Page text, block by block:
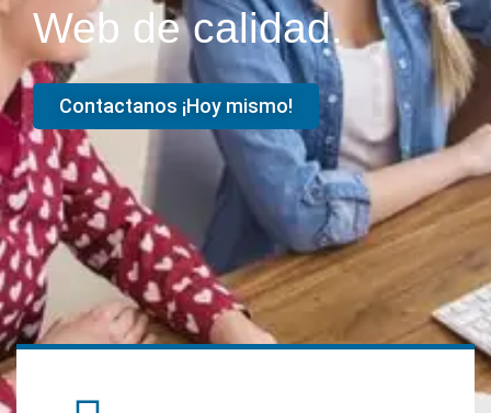
Web de calidad.
Contactanos ¡Hoy mismo!